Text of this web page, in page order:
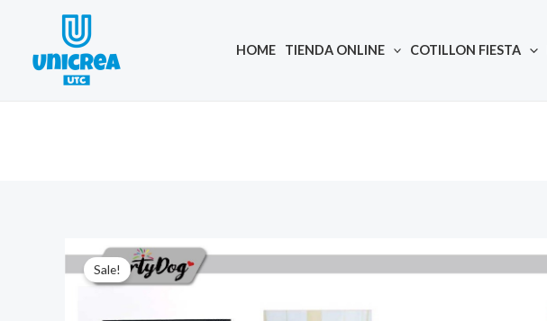
content
HOME TIENDA ONLINE COTILLON FIESTA
Sale!